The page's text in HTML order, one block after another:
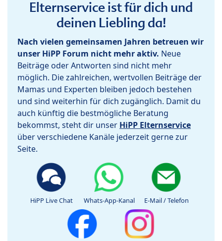
Elternservice ist für dich und
deinen Liebling da!
Nach vielen gemeinsamen Jahren betreuen wir
unser HiPP Forum nicht mehr aktiv. Neue
Beiträge oder Antworten sind nicht mehr
möglich. Die zahlreichen, wertvollen Beiträge der
Mamas und Experten bleiben jedoch bestehen
und sind weiterhin für dich zugänglich. Damit du
auch künftig die bestmögliche Beratung
bekommst, steht dir unser HiPP Elternservice
über verschiedene Kanäle jederzeit gerne zur
Seite.
HiPP Live Chat Whats-App-Kanal E-Mail / Telefon